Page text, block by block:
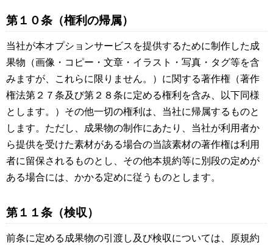
第１０条（権利の帰属）
当社が本オプションサービスを提供するために制作した成
果物（画像・コピー・文章・イラスト・写真・タグ等を含
みますが、これらに限りません。）に関する著作権（著作
権法第２７条及び第２８条に定める権利を含み、以下同様
とします。）その他一切の権利は、当社に帰属するものと
します。ただし、成果物の制作にあたり、当社が利用者か
ら提供を受けた素材がある場合の当該素材の著作権は利用
者に留保されるものとし、その他本規約等に別段の定めが
ある場合には、かかる定めに従うものとします。
第１１条（検収）
前条に定める成果物の引渡し及び検収については、原規約